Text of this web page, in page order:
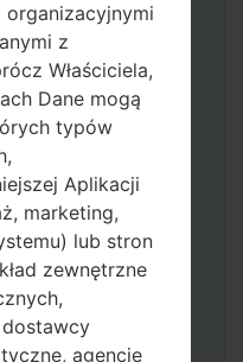
najnowszą
plik
1 plik (jeśli 1 plik
(jeśli 5 plików
z
Właściciela,
Dane mogą
typów
Aplikacji
marketing,
lub stron
zewnętrzne
agencje